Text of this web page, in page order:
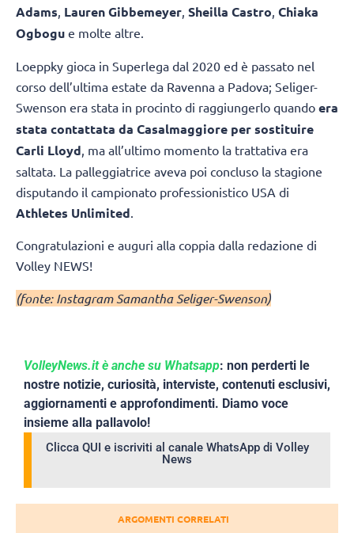
Adams, Lauren Gibbemeyer, Sheilla Castro, Chiaka
Ogbogu e molte altre.
Loeppky gioca in Superlega dal 2020 ed è passato nel
corso dell’ultima estate da Ravenna a Padova; Seliger-
Swenson era stata in procinto di raggiungerlo quando era
stata contattata da Casalmaggiore per sostituire
Carli Lloyd , ma all’ultimo momento la trattativa era
saltata. La palleggiatrice aveva poi concluso la stagione
disputando il campionato professionistico USA di
Athletes Unlimited
Congratulazioni e auguri alla coppia dalla redazione di
Volley NEWS!
(fonte: Instagram Samantha Seliger-Swenson)
VolleyNews.it è anche su Whatsapp: non perderti le
nostre notizie, curiosità, interviste, contenuti esclusivi,
aggiornamenti e approfondimenti. Diamo voce
insieme alla pallavolo!
Clicca QUI e iscriviti al canale WhatsApp di Volley
News
ARGOMENTI CORRELATI